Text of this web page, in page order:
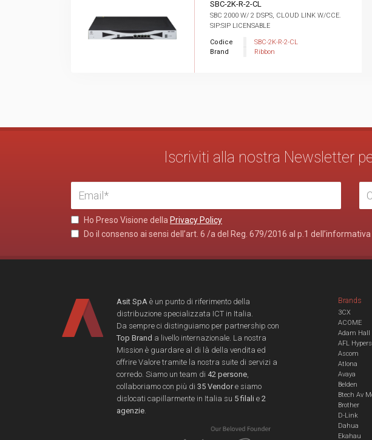
SBC-2K-R-2-CL
SBC 2000 W/ 2 DSPS, CLOUD LINK W/CCE.
SIP:SIP LICENSABLE
Codice
SBC-2K-R-2-CL
Brand
Ribbon
Iscriviti alla nostra Newsletter
Ho Preso Visione della Privacy Policy
Do il consenso ai sensi dell’art. 6 /a del Reg. 679/2016 al p.1 dell’informativa
Asit SpA è un punto di riferimento della
distribuzione specializzata ICT in Italia.
Da sempre ci distinguiamo per partnership con
Top Brand a livello internazionale. La nostra
Mission è guardare al di là della vendita ed
offrire Valore tramite la nostra suite di servizi a
corredo. Siamo un team di 42 persone
collaboriamo con più di 35 Vendore siamo
dislocati capillarmente in Italia su 5 filali e 2
agenzie
Brands
3CX
ACOME
Adam Hall
AFL
Ascom
Atlona
Avaya
Belden
Btech Av
Brother
D-Link
Dahua
Ekahau